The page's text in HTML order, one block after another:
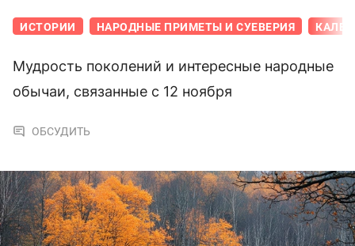
ИСТОРИИ НАРОДНЫЕ ПРИМЕТЫ И СУЕВЕРИЯ
Мудрость поколений и интересные народные
обычаи, связанные с 12 ноября
ОБСУДИТЬ